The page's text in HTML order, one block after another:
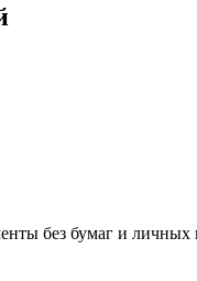
без бумаг и личных